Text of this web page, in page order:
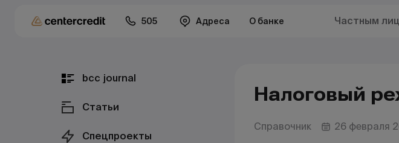
505 Адреса О банке Частным
bcc journal
Статьи
Спецпроекты
Налоговый
Справочник 26 февраля